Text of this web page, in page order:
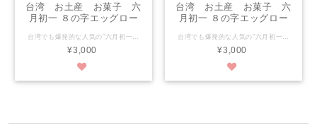
台湾 お土産 お菓子 六
月初一 ８の字エッグロー
捲 予約販売
¥3,000
台湾 お土産 お菓子 六
月初一 ８の字エッグロー
蛋捲 予約販売
¥3,000